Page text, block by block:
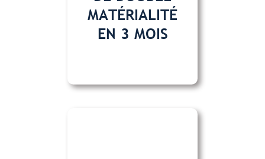
MATÉRIALITÉ
EN 3 MOIS